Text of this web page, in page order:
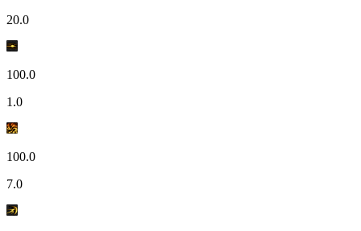
20.0
100.0
1.0
100.0
7.0